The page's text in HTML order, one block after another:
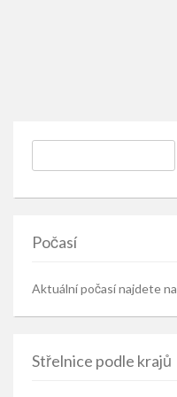
Počasí
Aktuální počasí najdete na
Střelnice podle krajů